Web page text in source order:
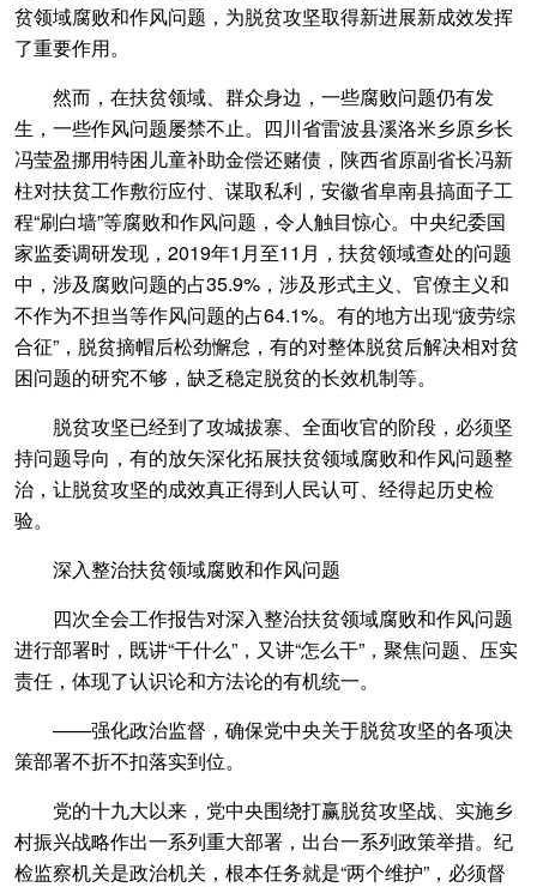
贫领域腐败和作风问题，为脱贫攻坚取得新进展新成效发挥
了重要作用。
然而，在扶贫领域、群众身边，一些腐败问题仍有发
生，一些作风问题屡禁不止。四川省雷波县溪洛米乡原乡长
冯莹盈挪用特困儿童补助金偿还赌债，陕西省原副省长冯新
柱对扶贫工作敷衍应付、谋取私利，安徽省阜南县搞面子工
程“刷白墙”等腐败和作风问题，令人触目惊心。中央纪委国
家监委调研发现，2019年1月至11月，扶贫领域查处的问题
中，涉及腐败问题的占35.9%，涉及形式主义、官僚主义和
不作为不担当等作风问题的占64.1%。有的地方出现“疲劳综
合征”，脱贫摘帽后松劲懈怠，有的对整体脱贫后解决相对贫
困问题的研究不够，缺乏稳定脱贫的长效机制等。
脱贫攻坚已经到了攻城拔寨、全面收官的阶段，必须坚
持问题导向，有的放矢深化拓展扶贫领域腐败和作风问题整
治，让脱贫攻坚的成效真正得到人民认可、经得起历史检
验。
深入整治扶贫领域腐败和作风问题
四次全会工作报告对深入整治扶贫领域腐败和作风问题
进行部署时，既讲“干什么”，又讲“怎么干”，聚焦问题、压实
责任，体现了认识论和方法论的有机统一。
——强化政治监督，确保党中央关于脱贫攻坚的各项决
策部署不折不扣落实到位。
党的十九大以来，党中央围绕打赢脱贫攻坚战、实施乡
村振兴战略作出一系列重大部署，出台一系列政策举措。纪
检监察机关是政治机关，根本任务就是“两个维护”，必须督